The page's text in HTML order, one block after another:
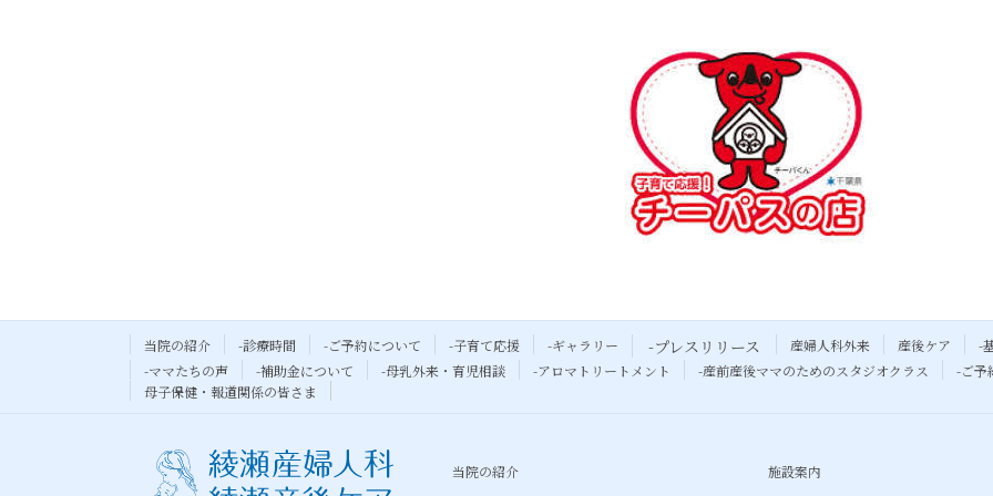
当院の紹介 -診療時間 -ご予約について -子育て応援 -ギャラリー -プレスリリース 産婦人科外来 産後ケア
-
-ママたちの声
-補助金について -母乳外来・育児相談 -アロマトリートメント -産前産後ママのためのスタジオクラス
-ご予
母子保健・報道関係の皆さま
当院の紹介 施設案内